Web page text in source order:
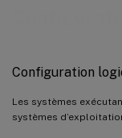
Configuration
Les systèmes
systèmes